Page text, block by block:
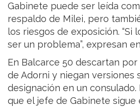
Gabinete puede ser leída
respaldo de Milei, pero
los riesgos de exposición. “Si
ser un problema”, expresan
En Balcarce 50 descartan por
de Adorni y niegan versiones
designación en un consulado.
que el jefe de Gabinete sigue